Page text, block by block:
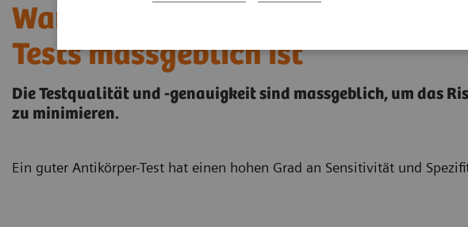
Warum die Spezifität bei COVID-
Tests massgeblich ist
Die Testqualität und -genauigkeit sind massgeblich, um das
zu minimieren.
Ein guter Antikörper-Test hat einen hohen Grad an Sensitivität und